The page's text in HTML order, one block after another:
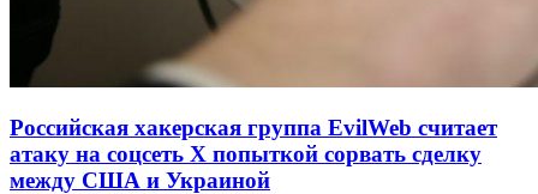
Российская хакерская группа EvilWeb считает
атаку на соцсеть Х попыткой сорвать сделку
между США и Украиной